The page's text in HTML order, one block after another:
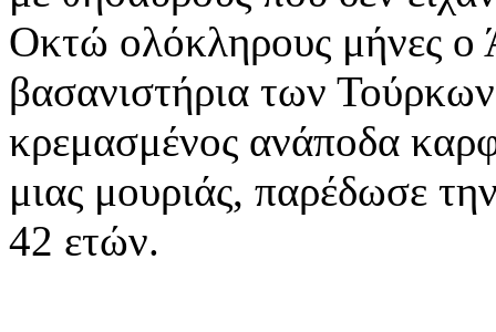
Οκτώ ολόκληρους μήνες ο
βασανιστήρια των
κρεμασμένος ανάποδα
μιας μουριάς, παρέδωσε
42 ετών.